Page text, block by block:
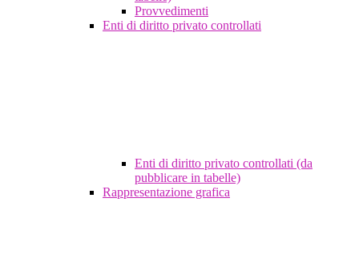
Provvedimenti
Enti di diritto privato controllati
Enti di diritto privato controllati (da
pubblicare in tabelle)
Rappresentazione grafica